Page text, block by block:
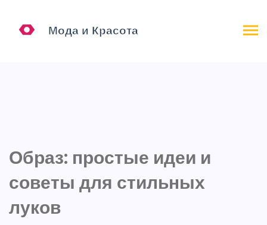
Образ: простые идеи и
советы для стильных
луков